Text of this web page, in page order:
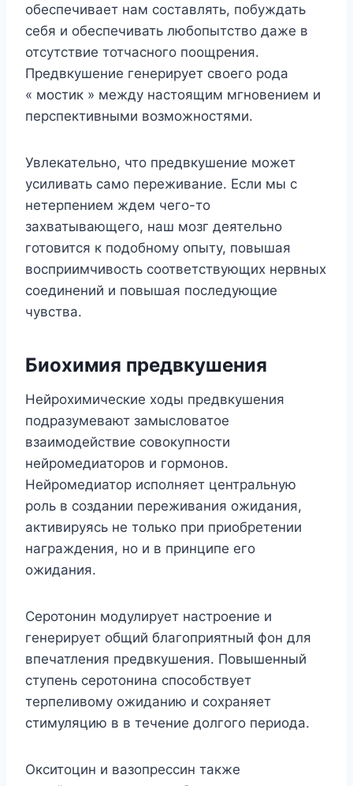
обеспечивает нам составлять, побуждать
себя и обеспечивать любопытство даже в
отсутствие тотчасного поощрения.
Предвкушение генерирует своего рода
« мостик » между настоящим мгновением и
перспективными возможностями.
Увлекательно, что предвкушение может
усиливать само переживание. Если мы с
нетерпением ждем чего-то
захватывающего, наш мозг деятельно
готовится к подобному опыту, повышая
восприимчивость соответствующих нервных
соединений и повышая последующие
чувства.
Биохимия предвкушения
Нейрохимические ходы предвкушения
подразумевают замысловатое
взаимодействие совокупности
нейромедиаторов и гормонов.
Нейромедиатор исполняет центральную
роль в создании переживания ожидания,
активируясь не только при приобретении
награждения, но и в принципе его
ожидания.
Серотонин модулирует настроение и
генерирует общий благоприятный фон для
впечатления предвкушения. Повышенный
ступень серотонина способствует
терпеливому ожиданию и сохраняет
стимуляцию в в течение долгого периода.
Окситоцин и вазопрессин также